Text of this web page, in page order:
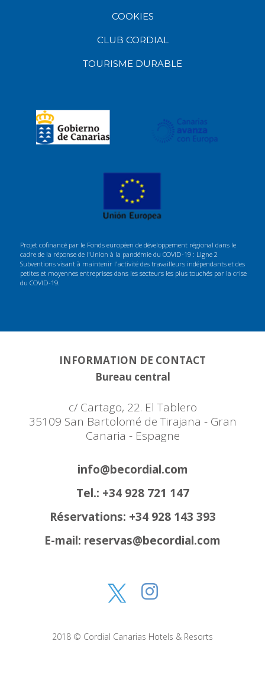
COOKIES
CLUB CORDIAL
TOURISME DURABLE
Projet cofinancé par le Fonds européen de développement régional dans le
cadre de la réponse de l'Union à la pandémie du COVID-19 : Ligne 2
Subventions visant à maintenir l'activité des travailleurs indépendants et des
petites et moyennes entreprises dans les secteurs les plus touchés par la crise
du COVID-19.
INFORMATION DE CONTACT
Bureau central
c/ Cartago, 22. El Tablero
35109 San Bartolomé de Tirajana - Gran
Canaria - Espagne
info@becordial.com
Tel.: +34 928 721 147
Réservations: +34 928 143 393
E-mail: reservas@becordial.com
2018 © Cordial Canarias Hotels & Resorts